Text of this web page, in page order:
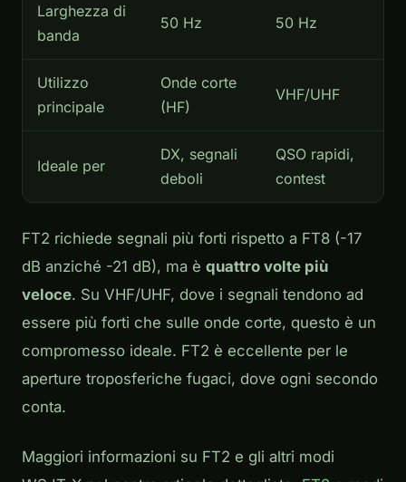
Larghezza di
banda
50 Hz 50 Hz
Utilizzo
principale
Onde corte
(HF)
VHF/UHF
Ideale per
DX, segnali
deboli
QSO rapidi,
contest
FT2 richiede segnali più forti rispetto a FT8 (-17
dB anziché -21 dB), ma è quattro volte più
veloce. Su VHF/UHF, dove i segnali tendono ad
essere più forti che sulle onde corte, questo è un
compromesso ideale. FT2 è eccellente per le
aperture troposferiche fugaci, dove ogni secondo
conta.
Maggiori informazioni su FT2 e gli altri modi